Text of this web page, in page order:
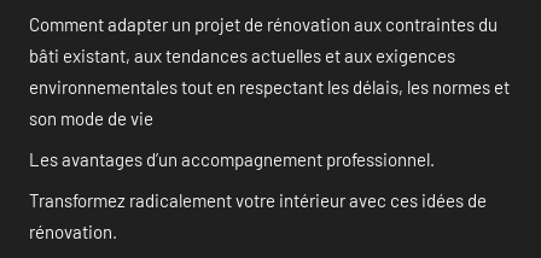
Comment adapter un projet de rénovation aux contraintes du
bâti existant, aux tendances actuelles et aux exigences
environnementales tout en respectant les délais, les normes et
son mode de vie
Les avantages d’un accompagnement professionnel.
Transformez radicalement votre intérieur avec ces idées de
rénovation.